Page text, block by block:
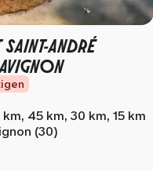
ANDRÉ
45 km, 30 km, 15 km
(30)